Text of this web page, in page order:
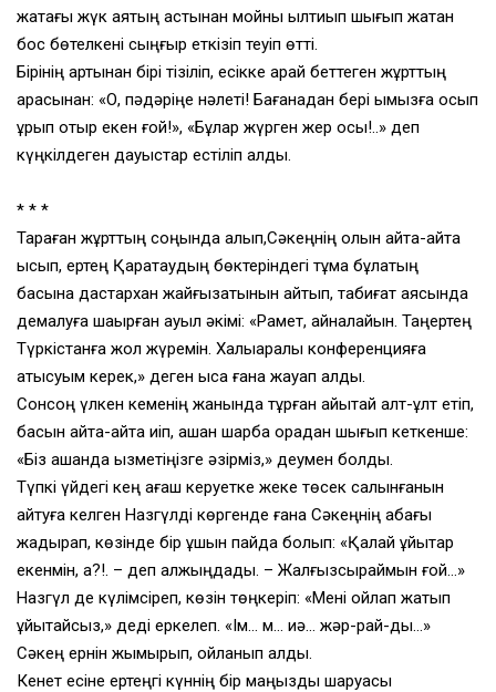
жақтағы жүк аяқтың астынан мойны қылтиып шығып жатқан
бос бөтелкені сыңғыр еткізіп теуіп өтті.
Бірінің артынан бірі тізіліп, есікке қарай беттеген жұрттың
арасынан: «О, пәдәріңе нәлеті! Бағанадан бері қымызға қосып
ұрып отыр екен ғой!», «Бұлар жүрген жер осы!..» деп
күңкілдеген дауыстар естіліп қалды.
* * *
Тараған жұрттың соңында қалып,Сәкеңнің қолын қайта-қайта
қысып, ертең Қаратаудың бөктеріндегі тұма бұлақтың
басына дастархан жайғызатынын айтып, табиғат аясында
демалуға шақырған ауыл әкімі: «Рақмет, айналайын. Таңертең
Түркістанға жол жүремін. Халықаралық конференцияға
қатысуым керек,» деген қысқа ғана жауап алды.
Сонсоң үлкен кеменің жанында тұрған қайықтай қалт-құлт етіп,
басын қайта-қайта иіп, қашан шарбақ қорадан шығып кеткенше:
«Біз қашанда қызметіңізге әзірміз,» деумен болды.
Түпкі үйдегі кең ағаш керуетке жеке төсек салынғанын
айтуға келген Назгүлді көргенде ғана Сәкеңнің қабағы
жадырап, көзінде бір ұшқын пайда болып: «Қалай ұйықтар
екенмін, а?!. – деп қалжыңдады. – Жалғызсыраймын ғой…»
Назгүл де күлімсіреп, көзін төңкеріп: «Мені ойлап жатып
ұйықтайсыз,» деді еркелеп. «Ім… м… иә… жәр-рай-ды…»
Сәкең ернін жымқырып, ойланып қалды.
Кенет есіне ертеңгі күннің бір маңызды шаруасы